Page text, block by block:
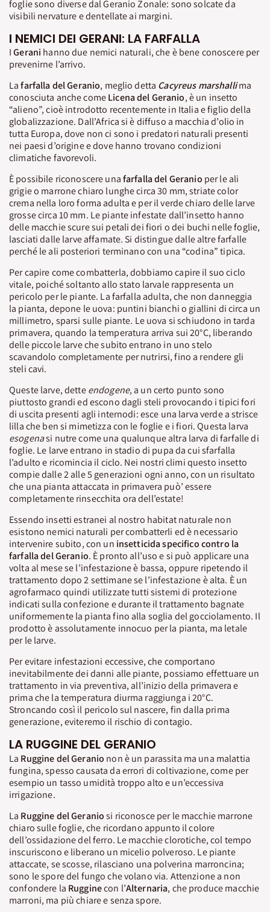
foglie sono diverse dal Geranio Zonale: sono solcate da
visibili nervature e dentellate ai margini.
I NEMICI DEI GERANI: LA FARFALLA
IGerani hanno due nemici naturali, che è bene conoscere per
prevenirne l’arrivo.
Lafarfalla del Geranio, meglio detta Cacyreus marshallima
conosciuta anche comeLicena del Geranio, è un insetto
“alieno”, cioè introdotto recentemente in Italia e figlio della
globalizzazione. Dall’Africa si è diffuso a macchia d’olio in
tutta Europa, dove non ci sono i predatori naturali presenti
nei paesi d’origine e dove hanno trovano condizioni
climatiche favorevoli.
È possibile riconoscere unafarfalla del Geranio per le ali
grigie o marrone chiaro lunghe circa 30 mm, striate color
crema nella loro forma adulta e per il verde chiaro delle larve
grosse circa 10 mm. Le piante infestate dall’insetto hanno
delle macchie scure sui petali dei fiori o dei buchi nelle foglie,
lasciati dalle larve affamate. Si distingue dalle altre farfalle
perché le ali posteriori terminano con una “codina” tipica.
Per capire come combatterla, dobbiamo capire il suo ciclo
vitale, poiché soltanto allo stato larvale rappresenta un
pericolo per le piante. La farfalla adulta, che non danneggia
la pianta, depone le uova: puntini bianchi o giallini di circa un
millimetro, sparsi sulle piante. Le uova si schiudono in tarda
primavera, quando la temperatura arriva sui 20°C, liberando
delle piccole larve che subito entrano in uno stelo
scavandolo completamente per nutrirsi, fino a rendere gli
steli cavi.
Queste larve, detteendogene, a un certo punto sono
piuttosto grandi ed escono dagli steli provocando i tipici fori
di uscita presenti agli internodi: esce una larva verde a strisce
lilla che ben si mimetizza con le foglie e i fiori. Questa larva
esogenasi nutre come una qualunque altra larva di farfalle di
foglie. Le larve entrano in stadio di pupa da cui sfarfalla
l’adulto e ricomincia il ciclo. Nei nostri climi questo insetto
compie dalle 2 alle 5 generazioni ogni anno, con un risultato
che una pianta attaccata in primavera può’ essere
completamente rinsecchita ora dell’estate!
Essendo insetti estranei al nostro habitat naturale non
esistono nemici naturali per combatterli ed è necessario
intervenire subito, con un insetticida specifico contro la
farfalla del Geranio. È pronto all’uso e si può applicare una
volta al mese se l’infestazione è bassa, oppure ripetendo il
trattamento dopo 2 settimane se l’infestazione è alta. È un
agrofarmaco quindi utilizzate tutti sistemi di protezione
indicati sulla confezione e durante il trattamento bagnate
uniformemente la pianta fino alla soglia del gocciolamento. Il
prodotto è assolutamente innocuo per la pianta, ma letale
per le larve.
Per evitare infestazioni eccessive, che comportano
inevitabilmente dei danni alle piante, possiamo effettuare un
trattamento in via preventiva, all’inizio della primavera e
prima che la temperatura diurma raggiunga i 20°C.
Stroncando così il pericolo sul nascere, fin dalla prima
generazione, eviteremo il rischio di contagio.
LA RUGGINE DEL GERANIO
La Ruggine del Geranio non è un parassita ma una malattia
fungina, spesso causata da errori di coltivazione, come per
esempio un tasso umidità troppo alto e un’eccessiva
irrigazione.
La Ruggine del Geraniosi riconosce per le macchie marrone
chiaro sulle foglie, che ricordano appunto il colore
dell’ossidazione del ferro. Le macchie clorotiche, col tempo
inscuriscono e liberano un micelio polveroso. Le piante
attaccate, se scosse, rilasciano una polverina marroncina;
sono le spore del fungo che volano via. Attenzione a non
confondere la Rugginecon l’Alternaria, che produce macchie
marroni, ma più chiare e senza spore.